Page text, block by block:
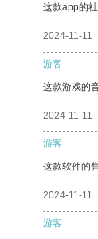
这款app的
2024-11-11
游客
这款游戏的
2024-11-11
游客
这款软件的
2024-11-11
游客